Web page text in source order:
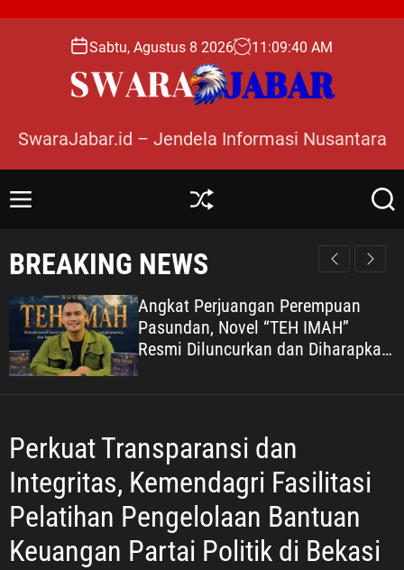
o
Sabtu, Agustus 8 2026 11 :09:41 AM
SwaraJabar.id – Jendela Informasi Nusantara
M
u
S
ff
e
S
r
BREAKING NEWS
Angkat Perjuangan Perempuan
Pasundan, Novel “TEH IMAH”
Resmi Diluncurkan dan Diharapkan
Tembus Layar Lebar
Perkuat Transparansi dan
Integritas, Kemendagri Fasilitasi
Pelatihan Pengelolaan Bantuan
Keuangan Partai Politik di Bekasi